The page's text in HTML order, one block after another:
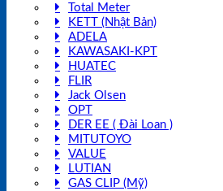
Total Meter
KETT (Nhật Bản)
ADELA
KAWASAKI-KPT
HUATEC
FLIR
Jack Olsen
OPT
DER EE ( Đài Loan )
MITUTOYO
VALUE
LUTIAN
GAS CLIP (Mỹ)